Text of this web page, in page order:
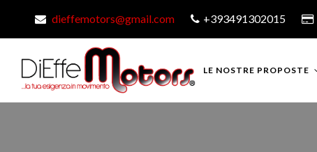
dieffemotors@gmail.com +393491302015
LE NOSTRE PROPOSTE